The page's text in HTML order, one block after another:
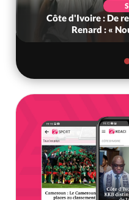
Côte d'Ivoire : De
Renard : «